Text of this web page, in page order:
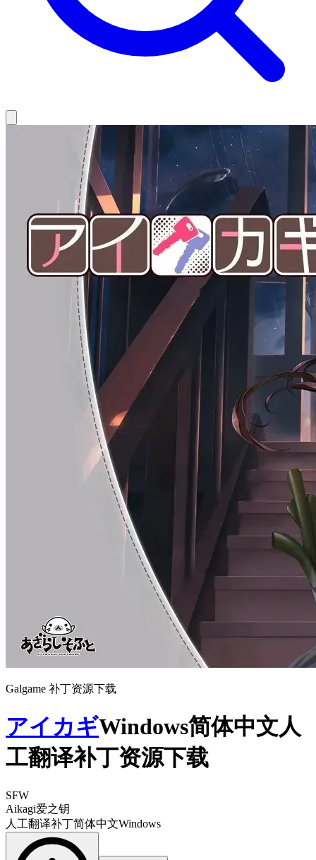
Galgame 补丁资源下载
アイカギWindows简体中文人
工翻译补丁资源下载
SFW
Aikagi爱之钥
人工翻译补丁简体中文Windows